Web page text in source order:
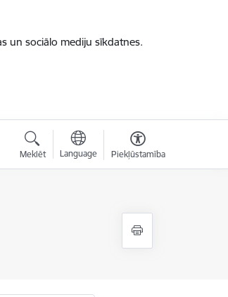
un sociālo mediju sīkdatnes.
Meklēt Language Piekļūstamība